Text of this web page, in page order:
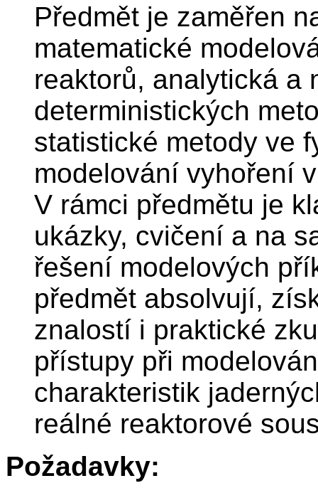
Předmět je zaměřen
matematické
reaktorů, analytická a
deterministických
statistické metody ve
modelování vyhoření
V rámci předmětu je
ukázky, cvičení a na
řešení modelových
předmět absolvují,
znalostí i praktické
přístupy při
charakteristik
reálné reaktorové
Požadavky: